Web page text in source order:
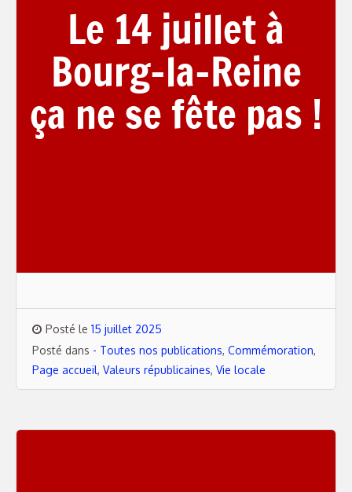
Le 14 juillet à
Bourg-la-Reine
ça ne se fête pas !
Posté le 15 juillet 2025
Posté dans - Toutes nos publications, Commémoration,
Page accueil, Valeurs républicaines, Vie locale